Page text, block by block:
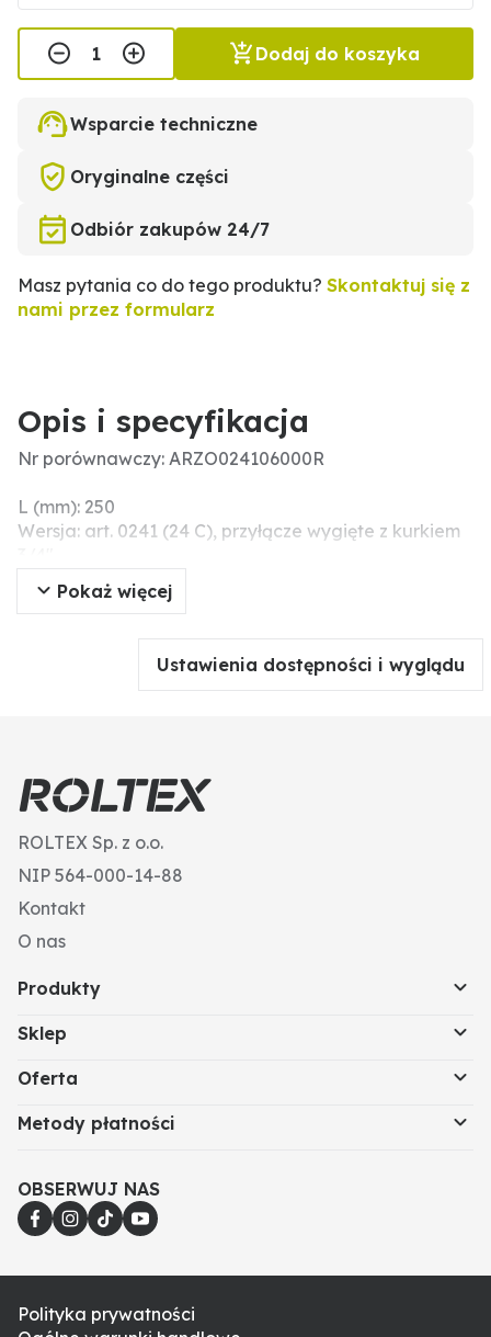
Dodaj do koszyka
Wsparcie techniczne
Oryginalne części
Odbiór zakupów 24/7
Masz pytania co do tego produktu? Skontaktuj się z
nami przez formularz
Opis i specyfikacja
Nr porównawczy: ARZO024106000R
L (mm): 250
Wersja: art. 0241 (24 C), przyłącze wygięte z kurkiem
h (mm): 285
Przyłącze węża (mm): 60
Menke-Nr.: 25978
Pokaż więcej
Ustawienia dostępności i wyglądu
ROLTEX Sp. z o.o.
NIP 564-000-14-88
Kontakt
O nas
Produkty
Sklep
Oferta
Metody płatności
OBSERWUJ NAS
Polityka prywatności